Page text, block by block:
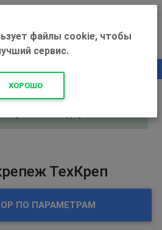
+500 ₽
магазин работает по
ТехКреп
ПО ПАРАМЕТРАМ
файлы cookie, чтобы
сервис.
ХОРОШО